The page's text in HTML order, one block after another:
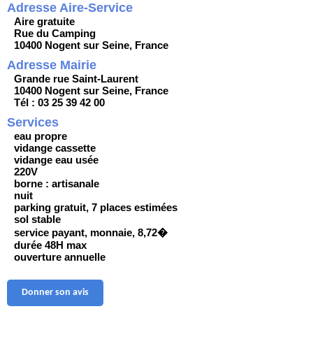
Adresse Aire-Service
Aire gratuite
Rue du Camping
10400 Nogent sur Seine, France
Adresse Mairie
Grande rue Saint-Laurent
10400 Nogent sur Seine, France
Tél : 03 25 39 42 00
Services
eau propre
vidange cassette
vidange eau usée
220V
borne : artisanale
nuit
parking gratuit, 7 places estimées
sol stable
service payant, monnaie, 8,72�
durée 48H max
ouverture annuelle
Donner son avis